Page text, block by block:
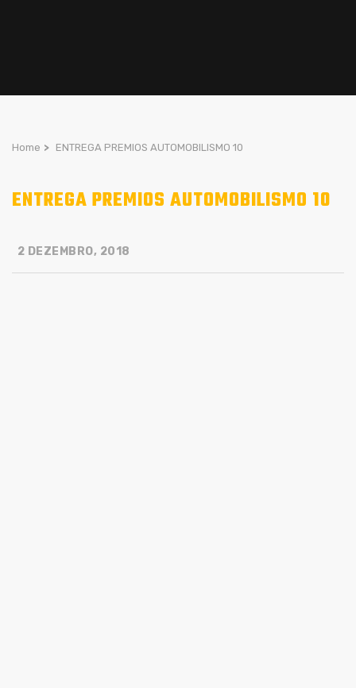
Home > ENTREGA PREMIOS AUTOMOBILISMO 10
ENTREGA PREMIOS AUTOMOBILISMO 10
2 DEZEMBRO, 2018